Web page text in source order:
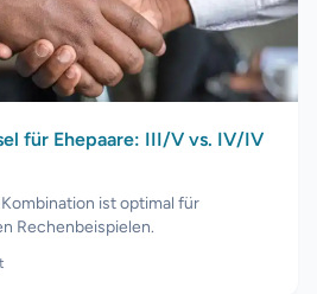
für Ehepaare: III/V vs. IV/IV
ist optimal für
Rechenbeispielen.